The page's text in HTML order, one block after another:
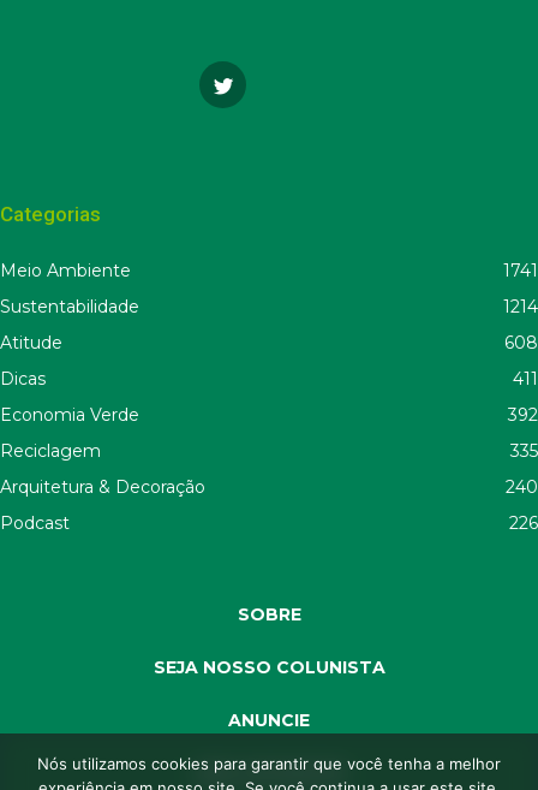
Categorias
Meio Ambiente
1741
Sustentabilidade
1214
Atitude
608
Dicas
411
Economia Verde
392
Reciclagem
335
Arquitetura & Decoração
240
Podcast
226
SOBRE
SEJA NOSSO COLUNISTA
ANUNCIE
SEJA APOIADOR
Nós utilizamos cookies para garantir que você tenha a melhor